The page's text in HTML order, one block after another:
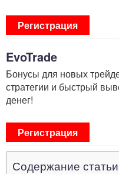
Регистрация
EvoTrade
Бонусы для новых
стратегии и быстрый
денег!
Регистрация
Содержание